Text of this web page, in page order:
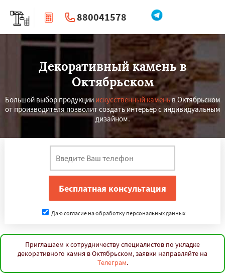
880041578
| Перезвоните мне
Декоративный камень в
Октябрьском
Большой выбор продукции искусственный каменьв Октябрьском
от производителя позволит создать интерьер с индивидуальным
дизайном.
Даю согласие на обработку персональных данных
Приглашаем к сотрудничеству специалистов по укладке
декоративного камня в Октябрьском, заявки направляйте на
Телеграм.